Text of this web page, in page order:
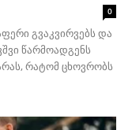
0
გვაკვირვებს და
წარმოადგენს
რატომ ცხოვრობს